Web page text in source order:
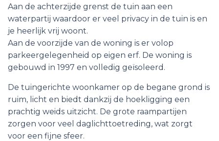
Aan de achterzijde grenst de tuin aan een
waterpartij waardoor er veel privacy in de tuin is en
je heerlijk vrij woont.
Aan de voorzijde van de woning is er volop
parkeergelegenheid op eigen erf. De woning is
gebouwd in 1997 en volledig geïsoleerd.
De tuingerichte woonkamer op de begane grond is
ruim, licht en biedt dankzij de hoekligging een
prachtig weids uitzicht. De grote raampartijen
zorgen voor veel daglichttoetreding, wat zorgt
voor een fijne sfeer.